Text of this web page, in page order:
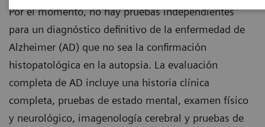
Por el momento, no hay pruebas independientes
para un diagnóstico definitivo de la enfermedad de
Alzheimer (AD) que no sea la confirmación
histopatológica en la autopsia. La evaluación
completa de AD incluye una historia clínica
completa, pruebas de estado mental, examen físico
y neurológico, imagenología cerebral y pruebas de